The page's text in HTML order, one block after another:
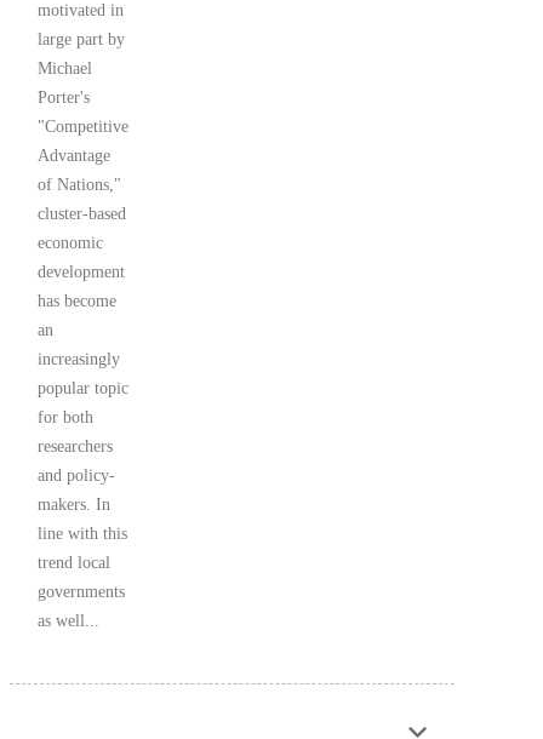
motivated in
large part by
Michael
Porter's
"Competitive
Advantage
of Nations,"
cluster-based
economic
development
has become
an
increasingly
popular topic
for both
researchers
and policy-
makers. In
line with this
trend local
governments
as well...